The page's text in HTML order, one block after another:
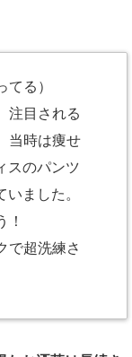
る）
注目される
当時は痩せ
スのパンツ
ました。
！
で超洗練さ